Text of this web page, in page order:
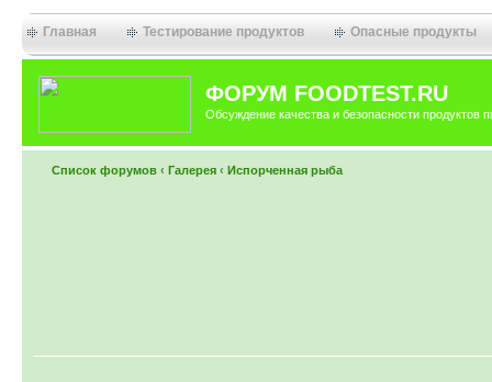
Главная Тестирование продуктов Опасные продукты
ФОРУМ FOODTEST.RU
Обсуждение качества и безопасности продуктов
Список форумов ‹ Галерея ‹ Испорченная рыба